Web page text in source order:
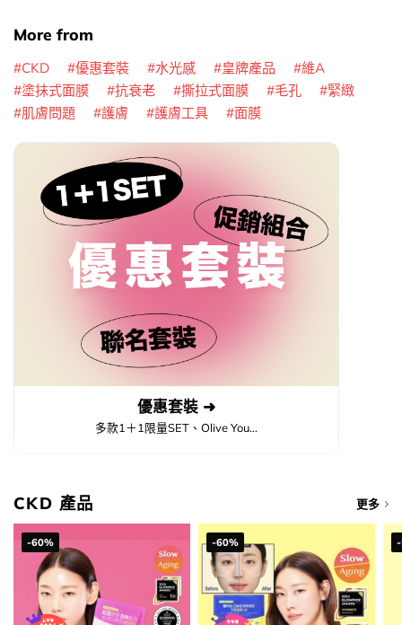
More from
CKD 優惠套裝 水光感 皇牌產品
維A
塗抹式面膜
抗衰老 撕拉式面膜 毛孔
緊緻
肌膚問題
護膚 護膚工具 面膜
優惠套裝 ➜
多款1＋1限量SET、Olive You...
CKD 產品 更多
-60% -60%